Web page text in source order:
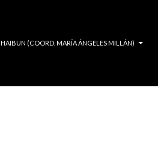
HAIBUN (COORD. MARÍA ÁNGELES MILLÁN)